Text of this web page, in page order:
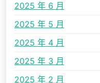
2025 年 6 月
2025 年 5 月
2025 年 4 月
2025 年 3 月
2025 年 2 月